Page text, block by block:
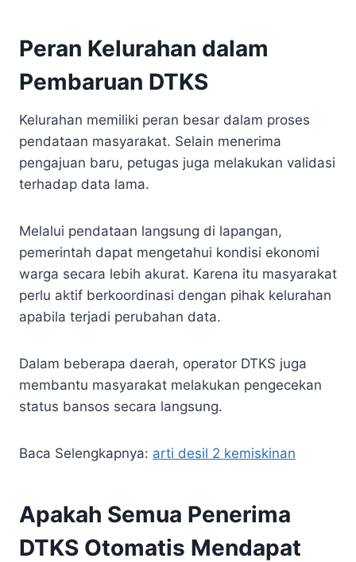
Peran Kelurahan dalam
Pembaruan DTKS
Kelurahan memiliki peran besar dalam proses
pendataan masyarakat. Selain menerima
pengajuan baru, petugas juga melakukan validasi
terhadap data lama.
Melalui pendataan langsung di lapangan,
pemerintah dapat mengetahui kondisi ekonomi
warga secara lebih akurat. Karena itu masyarakat
perlu aktif berkoordinasi dengan pihak kelurahan
apabila terjadi perubahan data.
Dalam beberapa daerah, operator DTKS juga
membantu masyarakat melakukan pengecekan
status bansos secara langsung.
Baca Selengkapnya: arti desil 2 kemiskinan
Apakah Semua Penerima
DTKS Otomatis Mendapat